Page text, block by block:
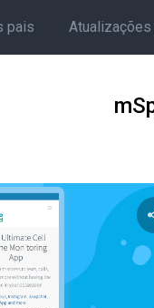
pais Atualizações